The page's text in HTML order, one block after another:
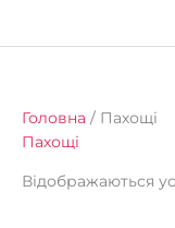
Головна / Пахощі
Пахощі
Відображаються